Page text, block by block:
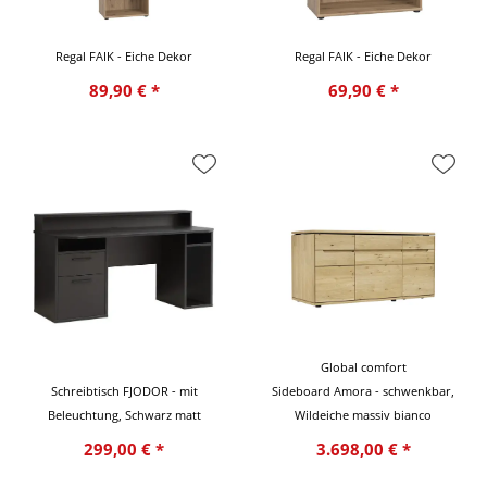
Regal FAIK - Eiche Dekor
89,90 € *
Regal FAIK - Eiche Dekor
69,90 € *
Schreibtisch FJODOR - mit
Beleuchtung, Schwarz matt
299,00 € *
Global comfort
Sideboard Amora - schwenkbar,
Wildeiche massiv bianco
3.698,00 € *